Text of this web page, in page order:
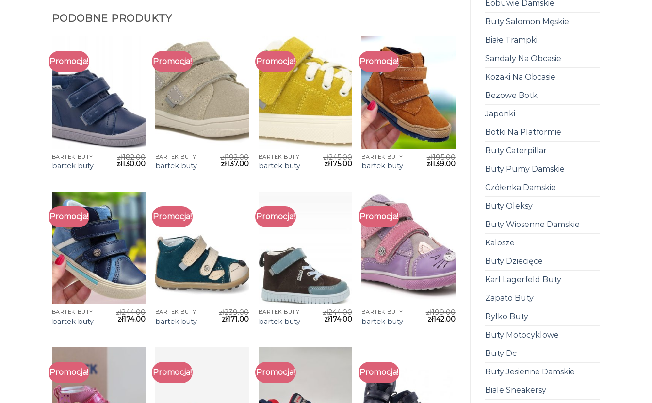
Eobuwie Damskie
Buty Salomon Męskie
Białe Trampki
Sandaly Na Obcasie
Kozaki Na Obcasie
Bezowe Botki
Japonki
Botki Na Platformie
Buty Caterpillar
Buty Pumy Damskie
Czółenka Damskie
Buty Oleksy
Buty Wiosenne Damskie
Kalosze
Buty Dziecięce
Karl Lagerfeld Buty
Zapato Buty
Rylko Buty
Buty Motocyklowe
Buty Dc
Buty Jesienne Damskie
Biale Sneakersy
PODOBNE PRODUKTY
Promocja!
BARTEK BUTY
bartek buty
zł182.00
zł130.00
Promocja!
BARTEK BUTY
bartek buty
zł192.00
zł137.00
Promocja!
BARTEK BUTY
bartek buty
zł245.00
zł175.00
Promocja!
BARTEK BUTY
bartek buty
zł195.00
zł139.00
Promocja!
BARTEK BUTY
bartek buty
zł244.00
zł174.00
Promocja!
BARTEK BUTY
bartek buty
zł239.00
zł171.00
Promocja!
BARTEK BUTY
bartek buty
zł244.00
zł174.00
Promocja!
BARTEK BUTY
bartek buty
zł199.00
zł142.00
Promocja! Promocja! Promocja! Promocja!